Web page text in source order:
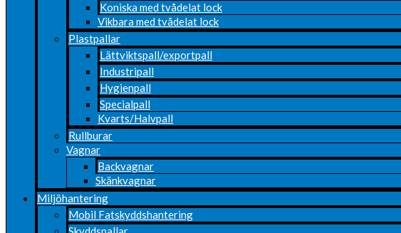
Koniska med tvådelat lock
Vikbara med tvådelat lock
Plastpallar
Lättviktspall/exportpall
Industripall
Hygienpall
Specialpall
Kvarts/Halvpall
Rullburar
Vagnar
Backvagnar
Skänkvagnar
Miljöhantering
Mobil Fatskyddshantering